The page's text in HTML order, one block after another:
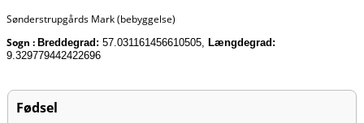
Sønderstrupgårds Mark (bebyggelse)
Sogn : Breddegrad: 57.031161456610505, Længdegrad:
9.329779442422696
Fødsel